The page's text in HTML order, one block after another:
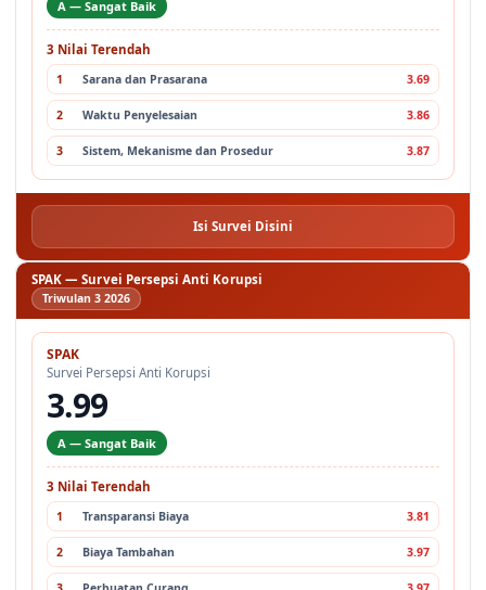
3 Nilai Terendah
1 Sarana dan Prasarana
Sistem, Mekanisme dan Prosedur
SPAK — Survei Persepsi Anti Korupsi
Triwulan 3 2026
SPAK
Survei Persepsi Anti Korupsi
3.99
A — Sangat Baik
3 Nilai Terendah
1 Transparansi Biaya
Biaya Tambahan
Perbuatan Curang